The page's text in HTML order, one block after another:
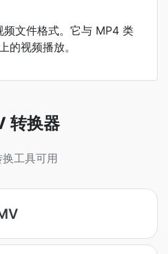
文件格式。它与 MP4 类
的视频播放。
转换器
工具可用